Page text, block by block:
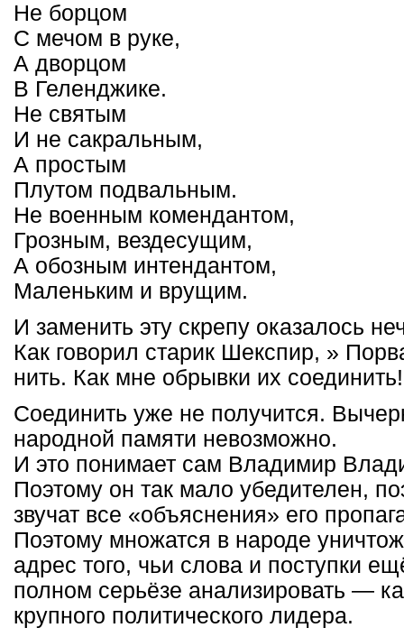
Не борцом
С мечом в руке,
А дворцом
В Геленджике.
Не святым
И не сакральным,
А простым
Плутом подвальным.
Не военным комендантом,
Грозным, вездесущим,
А обозным интендантом,
Маленьким и врущим.
И заменить эту скрепу оказалось
Как говорил старик Шекспир, »
нить. Как мне обрывки их
Соединить уже не получится.
народной памяти невозможно.
И это понимает сам Владимир
Поэтому он так мало убедителен,
звучат все «объяснения» его
Поэтому множатся в народе
адрес того, чьи слова и поступки
полном серьёзе анализировать —
крупного политического лидера.